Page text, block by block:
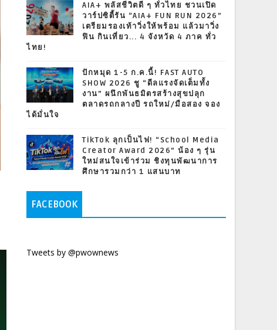
AIA+ พลัสชีวิตดี ๆ ทั่วไทย ชวนเปิด
วาร์ปซิตี้รัน “AIA+ FUN RUN 2026”
เตรียมรองเท้าวิ่งให้พร้อม แล้วมาวิ่ง
ฟิน กินเที่ยว... 4 จังหวัด 4 ภาค ทั่ว
ไทย!
ปักหมุด 1-5 ก.ค.นี้! FAST AUTO
SHOW 2026 ชู “ดีลแรงจัดเต็มทั้ง
งาน” ผนึกพันธมิตรสร้างสุขปลุก
ตลาดรถกลางปี รถใหม่/มือสอง จอง
ได้มั่นใจ
TikTok ลุกเป็นไฟ! “School Media
Creator Award 2026” น้อง ๆ รุ่น
ใหม่สนใจเข้าร่วม ชิงทุนพัฒนาการ
ศึกษารวมกว่า 1 แสนบาท
FACEBOOK
Tweets by @pwownews